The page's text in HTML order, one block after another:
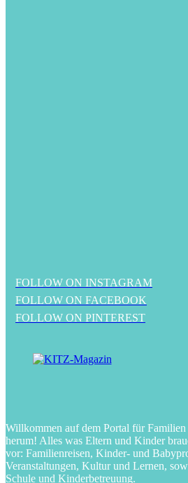
FOLLOW ON INSTAGRAM
FOLLOW ON FACEBOOK
FOLLOW ON PINTEREST
Willkommen auf dem Portal für
herum! Alles was Eltern und Kinder
vor: Familienreisen, Kinder- und
Veranstaltungen, Kultur und Lernen,
Schule und Kinderbetreuung.